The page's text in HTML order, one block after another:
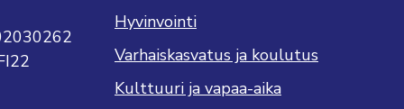
Hyvinvointi
Varhaiskasvatus ja koulutus
Kulttuuri ja vapaa-aika